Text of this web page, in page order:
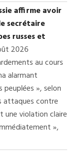
affirme avoir
secrétaire
russes et
2026
au cours
alarmant
», selon
attaques contre
une violation claire
»,